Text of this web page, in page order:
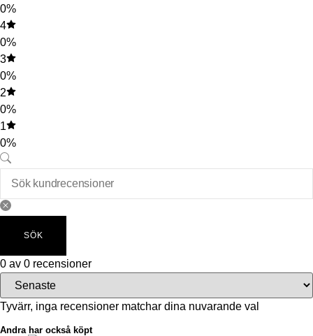
0%
4
0%
3
0%
2
0%
1
0%
SÖK
0 av 0 recensioner
Tyvärr, inga recensioner matchar dina nuvarande val
Andra har också köpt